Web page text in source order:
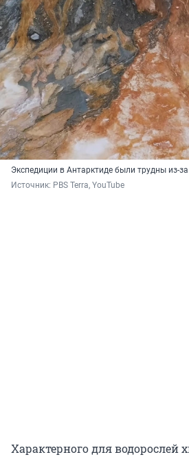
Экспедиции в Антарктиде были трудны из-
Источник: PBS Terra, YouTube
Характерного для водорослей